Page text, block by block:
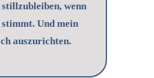
wenn
stimmt. Und mein
auszurichten.